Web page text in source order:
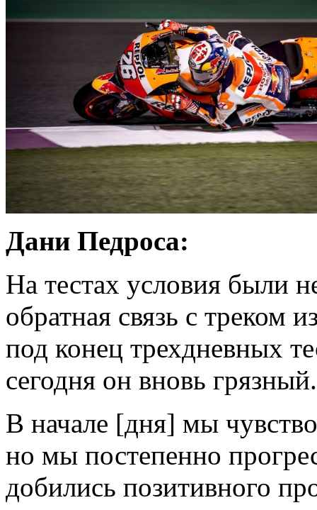
Дани Педроса:
На тестах условия были
обратная связь с треком
под конец трехдневных
сегодня он вновь грязный.
В начале [дня] мы
но мы постепенно
добились позитивного